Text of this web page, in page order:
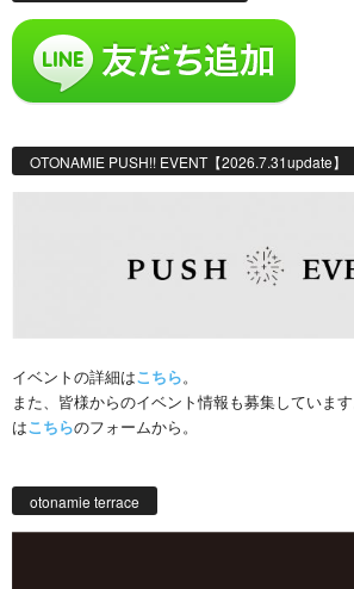
OTONAMIE PUSH!! EVENT【2026.7.31update】
イベントの詳細はこちら。
また、皆様からのイベント情報も募集していま
はこちらのフォームから。
otonamie terrace